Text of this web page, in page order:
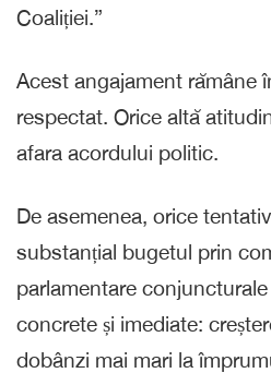
Coaliției.”
Acest angajament rămâne
respectat. Orice altă
afara acordului politic.
De asemenea, orice
substanțial bugetul prin
parlamentare
concrete și imediate:
dobânzi mai mari la